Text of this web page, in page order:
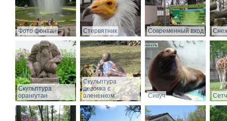
Фото фонтан Стервятник Современный вход
Скульптура
орангутан
Скульптура
девочка с
олененком
Сивуч